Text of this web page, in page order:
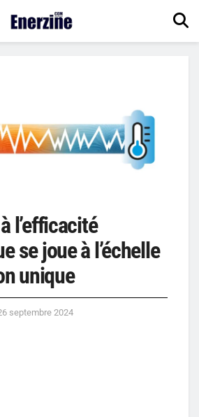
l’efficacité
se joue à l’échelle
unique
septembre 2024